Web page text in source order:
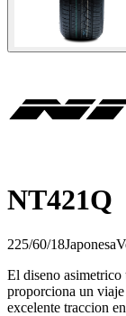
NT421Q
225/60/18Japonesa
El diseno asimetrico
proporciona un
excelente traccion